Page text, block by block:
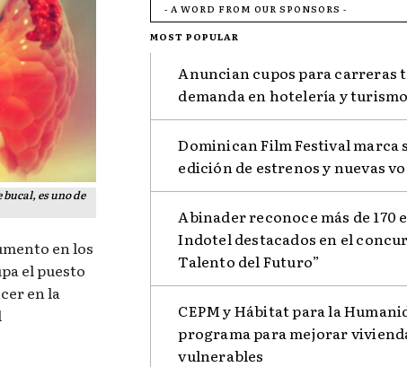
es uno de
en los
el puesto
en la
- A WORD FROM OUR SPONSORS -
MOST POPULAR
Anuncian cupos para carreras
demanda en hotelería y
Dominican Film Festival marca
edición de estrenos y nuevas
Abinader reconoce más de 170
Indotel destacados en el
Talento del Futuro”
CEPM y Hábitat para la
programa para mejorar
vulnerables